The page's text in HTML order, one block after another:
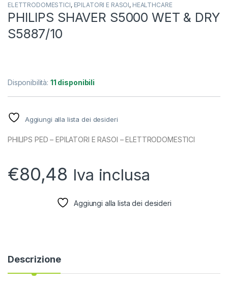
ELETTRODOMESTICI, EPILATORI E RASOI, HEALTHCARE
PHILIPS SHAVER S5000 WET & DRY
S5887/10
Disponibilità: 11 disponibili
Aggiungi alla lista dei desideri
PHILIPS PED – EPILATORI E RASOI – ELETTRODOMESTICI
€80,48 Iva inclusa
Aggiungi alla lista dei desideri
Descrizione